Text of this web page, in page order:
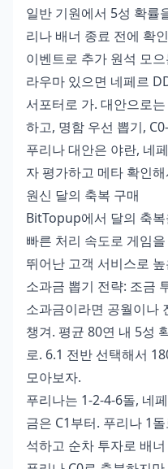
일반 기원에서 5성 확률
리나 배너 종료 전에 확
이벤트로 추가 원석 모
라우마 있으면 네페르
서포터로 가. 대안으로
하고, 명함 우선 뽑기,
푸리나 대안은 야란, 네
자 평가하고 메타 확인
원신 달의 축복 구매
BitTopup에서 달의 축
빠른 처리 속도로 게임
뛰어난 고객 서비스로
소과금 뽑기 전략: 조금
소과금이라면 공월이나
챙겨. 평균 80연 내 5성
로. 6.1 전반 선택해서
모아보자.
푸리나는 1-2-4-6돌, 네
금은 C1부터. 푸리나 1
석하고 순차 투자로 배